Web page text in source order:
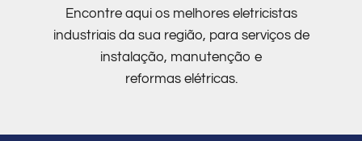
Encontre aqui os melhores eletricistas
industriais da sua região, para serviços de
instalação, manutenção e
reformas elétricas.